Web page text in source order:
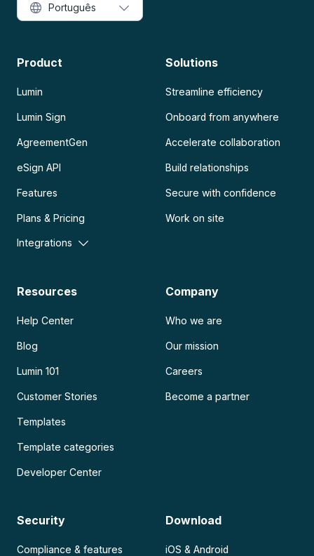
Product
Lumin
Lumin Sign
AgreementGen
eSign API
Features
Plans & Pricing
Integrations
Solutions
Streamline efficiency
Onboard from anywhere
Accelerate collaboration
Build relationships
Secure with confidence
Work on site
Resources
Help Center
Blog
Lumin 101
Customer Stories
Templates
Template categories
Developer Center
Company
Who we are
Our mission
Careers
Become a partner
Security
Compliance & features
Download
iOS & Android
Português